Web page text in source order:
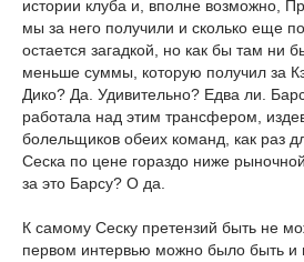
истории клуба и, вполне возможно,
мы за него получили и сколько еще
остается загадкой, но как бы там ни
меньше суммы, которую получил за
Дико? Да. Удивительно? Едва ли.
работала над этим трансфером,
болельщиков обеих команд, как раз
Сеска по цене гораздо ниже
за это Барсу? О да.
К самому Сеску претензий быть не
первом интервью можно было быть и